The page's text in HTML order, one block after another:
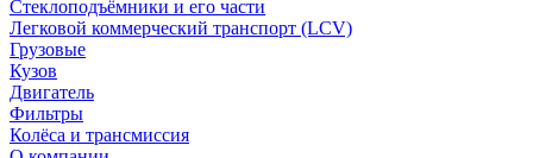
Стеклоподъёмники и его части
Легковой коммерческий транспорт (LCV)
Грузовые
Кузов
Двигатель
Фильтры
Колёса и трансмиссия